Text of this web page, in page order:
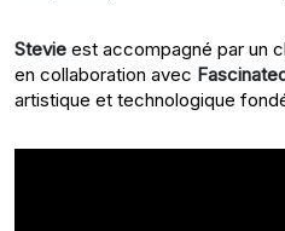
Stevie est accompagné par un
en collaboration avec
artistique et technologique